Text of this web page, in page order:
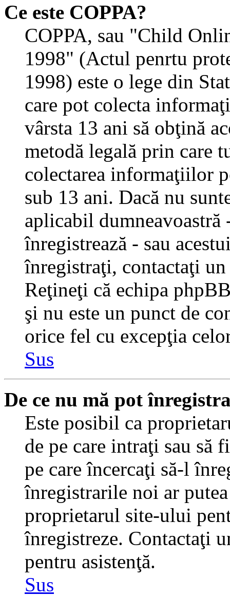
Ce este COPPA?
COPPA, sau "Child
1998" (Actul penrtu
1998) este o lege din
care pot colecta
vârsta 13 ani să obţină
metodă legală prin care
colectarea informaţiilor
sub 13 ani. Dacă nu
aplicabil dumneavoastră
înregistrează - sau
înregistraţi, contactaţi
Reţineţi că echipa
şi nu este un punct de
orice fel cu excepţia
Sus
De ce nu mă pot
Este posibil ca
de pe care intraţi sau să
pe care încercaţi să-l
înregistrarile noi ar
proprietarul site-ului
înregistreze. Contactaţi
pentru asistenţă.
Sus